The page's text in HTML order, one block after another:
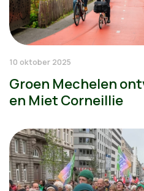
10 oktober 2025
Groen Mechelen
en Miet Corneillie